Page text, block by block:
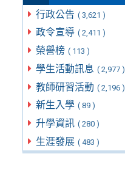
行政公告 ( 3,621 )
政令宣導 ( 2,411 )
榮譽榜 ( 113 )
學生活動訊息 ( 2,977 )
教師研習活動 ( 2,196 )
新生入學 ( 89 )
升學資訊 ( 280 )
生涯發展 ( 483 )